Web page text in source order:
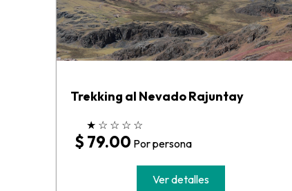
Trekking al Nevado Rajuntay
★ ☆ ☆ ☆ ☆
$ 79.00 Por persona
Ver detalles